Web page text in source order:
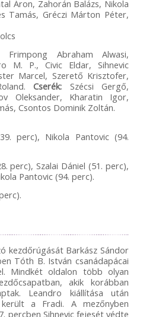
Áron, Zahorán Balázs, Nikola
Tamás, Gréczi Márton Péter,
Abraham Alwasi,
M. P., Civic Eldar, Sihnevic
Marcel, Szerető Krisztofer,
Cserék: Szécsi Gergő,
Oleksander, Kharatin Igor,
Csontos Dominik Zoltán.
perc), Nikola Pantovic (94.
perc), Szalai Dániel (51. perc),
Pantovic (94. perc).
kezdőrúgását Barkász Sándor
Tóth B. István csanádapácai
Mindkét oldalon több olyan
akik korábban
Leandro kiállítása után
a Fradi. A mezőnyben
percben Sihnevic fejesét védte